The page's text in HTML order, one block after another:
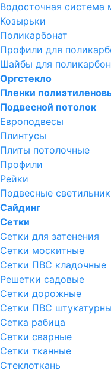
Водосточная система
Козырьки
Поликарбонат
Профили для
Шайбы для
Оргстекло
Пленки
Подвесной потолок
Европодвесы
Плинтусы
Плиты потолочные
Профили
Рейки
Подвесные
Сайдинг
Сетки
Сетки для затенения
Сетки москитные
Сетки ПВС кладочные
Решетки садовые
Сетки дорожные
Сетки ПВС
Сетка рабица
Сетки сварные
Сетки тканные
Стеклоткань